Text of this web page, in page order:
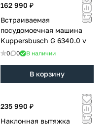
162 990 ₽
Встраиваемая
посудомоечная машина
Kuppersbusch G 6340.0 v
0 0 В наличии
В корзину
235 990 ₽
Наклонная вытяжка